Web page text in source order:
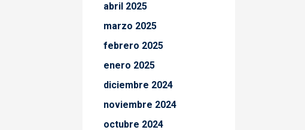
abril 2025
marzo 2025
febrero 2025
enero 2025
diciembre 2024
noviembre 2024
octubre 2024